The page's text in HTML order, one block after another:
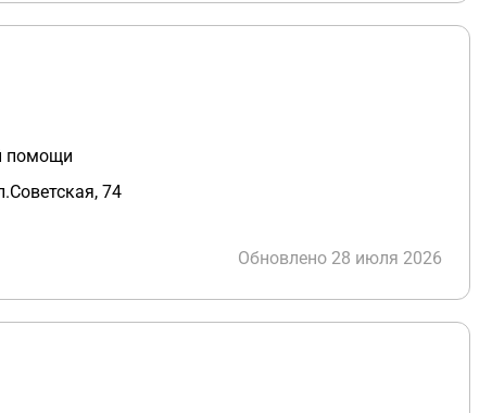
помощи
74
Обновлено 28 июля 2026